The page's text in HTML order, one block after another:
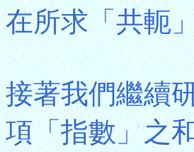
在所求「共軛
接著我們繼續
項「指數」之